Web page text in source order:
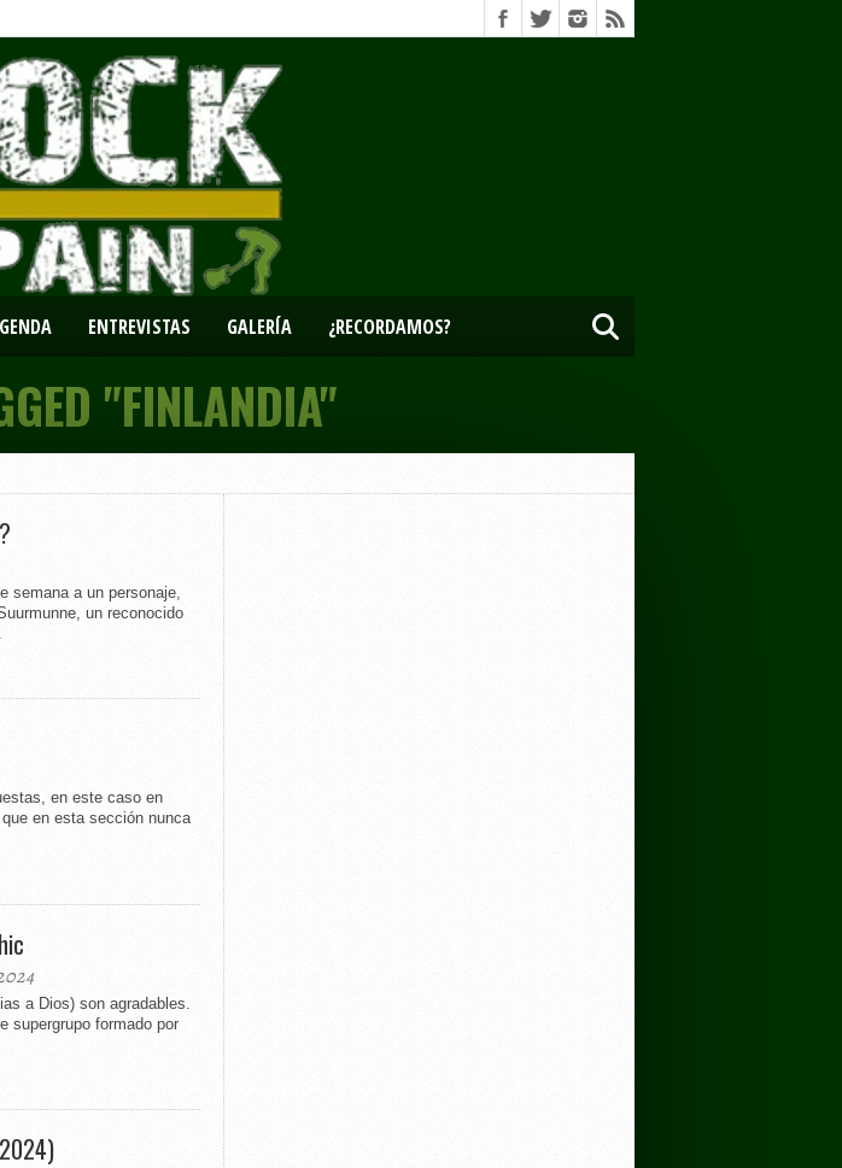
ENTREVISTAS GALERÍA ¿RECORDAMOS?
"FINLANDIA"
semana a un personaje,
un reconocido
en este caso en
en esta sección nunca
a Dios) son agradables.
supergrupo formado por